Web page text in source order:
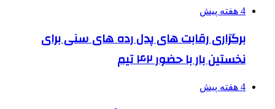
4 هفته پیش
برگزاری رقابت های پدل رده های سنی برای
نخستین بار با حضور ۴۲ تیم
4 هفته پیش